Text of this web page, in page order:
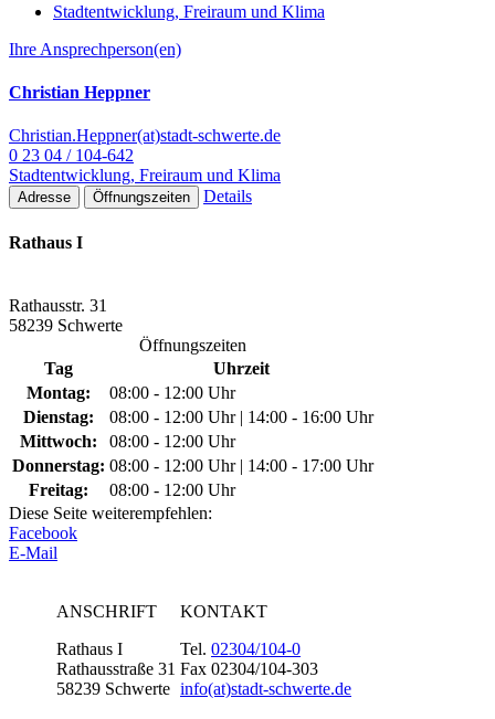
Stadtentwicklung, Freiraum und Klima
Ihre Ansprechperson(en)
Christian Heppner
Christian.Heppner(at)stadt-schwerte.de
0 23 04 / 104-642
Stadtentwicklung, Freiraum und Klima
Adresse Öffnungszeiten Details
Rathaus I
Rathausstr. 31
58239 Schwerte
Öffnungszeiten
Tag
Uhrzeit
Montag:
08:00 - 12:00 Uhr
Dienstag:
08:00 - 12:00 Uhr | 14:00 - 16:00 Uhr
Mittwoch:
08:00 - 12:00 Uhr
Donnerstag: 08:00 - 12:00 Uhr | 14:00 - 17:00 Uhr
Freitag:
08:00 - 12:00 Uhr
Diese Seite weiterempfehlen:
Facebook
E-Mail
ANSCHRIFT
Rathaus I
Rathausstraße 31
58239 Schwerte
KONTAKT
Tel. 02304/104-0
Fax 02304/104-303
info(at)stadt-schwerte.de